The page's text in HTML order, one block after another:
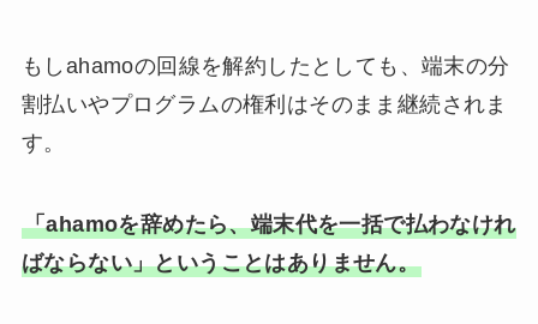
もしahamoの回線を解約したとしても、端末の分
割払いやプログラムの権利はそのまま継続されま
す。
「ahamoを辞めたら、端末代を一括で払わなけれ
ばならない」ということはありません。